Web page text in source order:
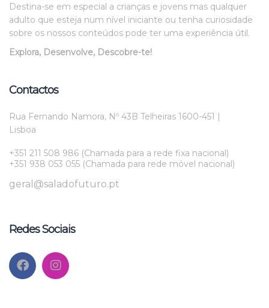
Destina-se em especial a crianças e jovens mas qualquer
adulto que esteja num nível iniciante ou tenha curiosidade
sobre os nossos conteúdos pode ter uma experiência útil.
Explora, Desenvolve, Descobre-te!
Contactos
Rua Fernando Namora, Nº 43B Telheiras 1600-451 |
Lisboa
+351 211 508 986 (Chamada para a rede fixa nacional)
+351 938 053 055 (Chamada para rede móvel nacional)
geral@saladofuturo.pt
Redes Sociais